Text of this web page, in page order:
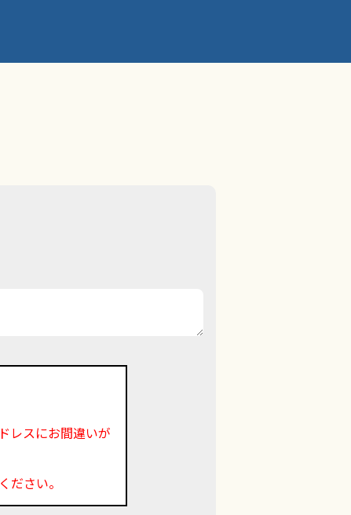
レスにお間違いが
さい。